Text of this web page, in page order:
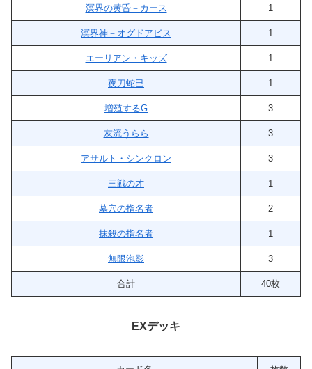
溟界の黄昏－カース 1
溟界神－オグドアビス 1
エーリアン・キッズ 1
夜刀蛇巳 1
増殖するG 3
灰流うらら 3
アサルト・シンクロン 3
三戦の才 1
墓穴の指名者 2
抹殺の指名者 1
無限泡影 3
合計 40枚
EXデッキ